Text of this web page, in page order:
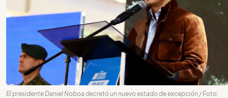
El presidente Daniel Noboa decretó un nuevo estado de excepción / Foto: